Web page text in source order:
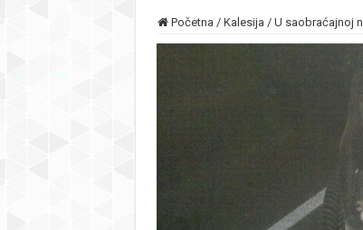
Početna / Kalesija / U saobraćajnoj